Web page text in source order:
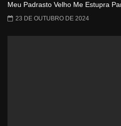
Meu Padrasto Velho Me Estupra
23 DE OUTUBRO DE 2024